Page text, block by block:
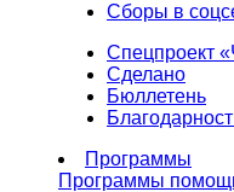
Сборы в
Спецпроект
Сделано
Бюллетень
Программы
Программы